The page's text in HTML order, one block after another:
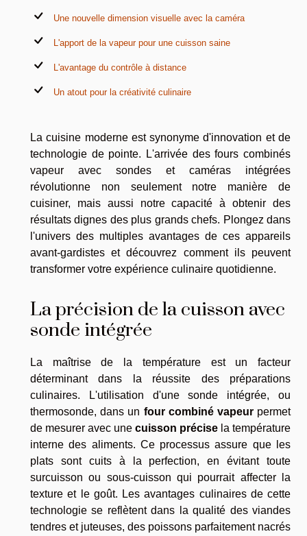
Une nouvelle dimension visuelle avec la caméra
L'apport de la vapeur pour une cuisson saine
L'avantage du contrôle à distance
Un atout pour la créativité culinaire
La cuisine moderne est synonyme d'innovation et de
technologie de pointe. L'arrivée des fours combinés
vapeur avec sondes et caméras intégrées
révolutionne non seulement notre manière de
cuisiner, mais aussi notre capacité à obtenir des
résultats dignes des plus grands chefs. Plongez dans
l'univers des multiples avantages de ces appareils
avant-gardistes et découvrez comment ils peuvent
transformer votre expérience culinaire quotidienne.
La précision de la cuisson avec
sonde intégrée
La maîtrise de la température est un facteur
déterminant dans la réussite des préparations
culinaires. L'utilisation d'une sonde intégrée, ou
thermosonde, dans un four combiné vapeurpermet
de mesurer avec une cuisson précise la température
interne des aliments. Ce processus assure que les
plats sont cuits à la perfection, en évitant toute
surcuisson ou sous-cuisson qui pourrait affecter la
texture et le goût. Les avantages culinaires de cette
technologie se reflètent dans la qualité des viandes
tendres et juteuses, des poissons parfaitement nacrés